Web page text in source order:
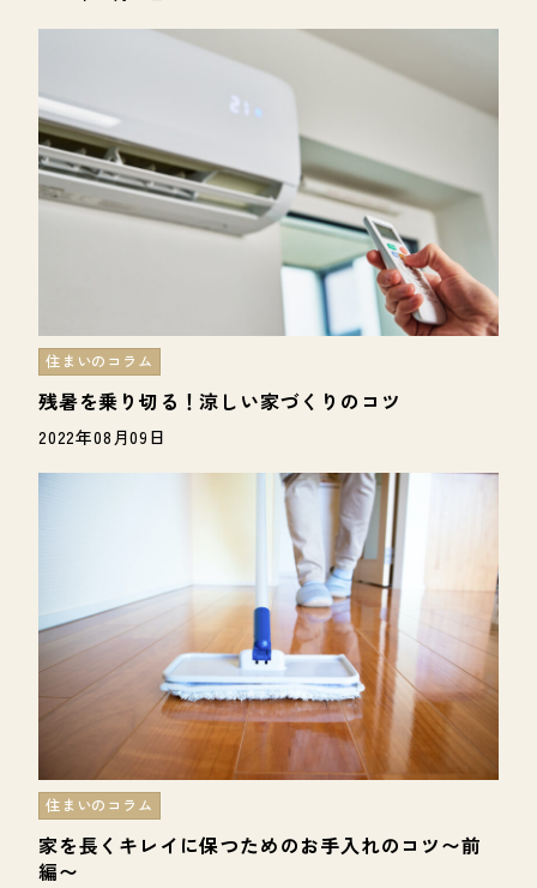
残暑を乗り切る！涼しい家づくりのコツ
住まいのコラム
2022年08月09日
家を長くキレイに保つためのお手入れのコツ〜前
編〜
住まいのコラム